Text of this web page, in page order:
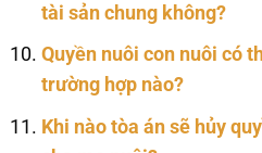
tài sản chung không?
Quyền nuôi con nuôi có
trường hợp nào?
Khi nào tòa án sẽ hủy